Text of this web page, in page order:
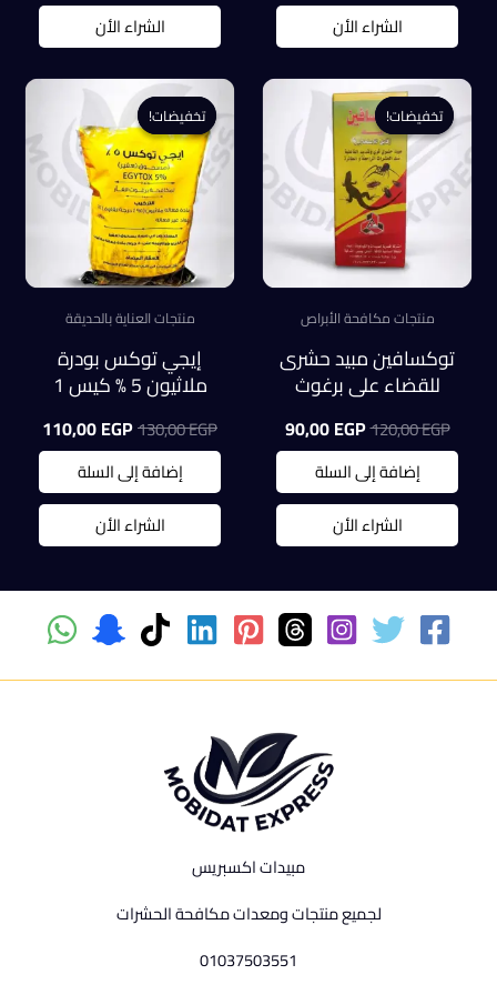
الشراء الأن
الشراء الأن
تخفيضات!
تخفيضات!
منتجات مكافحة الأبراص
توكسافين مبيد حشرى
للقضاء على برغوث
النمل والابراص
120,00EGP السعر
الأصلي
هو:
120,00 EGP.
90,00EGP السعر
الحالي
90,00 EGP.
إضافة إلى السلة
الشراء الأن
تخفيضات!
تخفيضات!
منتجات العناية بالحديقة
إيجي توكس بودرة
ملاثيون 5 % كيس 1
130,00EGP السعر
الأصلي
هو:
130,00 EGP.
110,00EGP
EGP.
إضافة إلى السلة
الشراء الأن
مبيدات اكسبريس
لجميع منتجات ومعدات مكافحة الحشرات
01037503551